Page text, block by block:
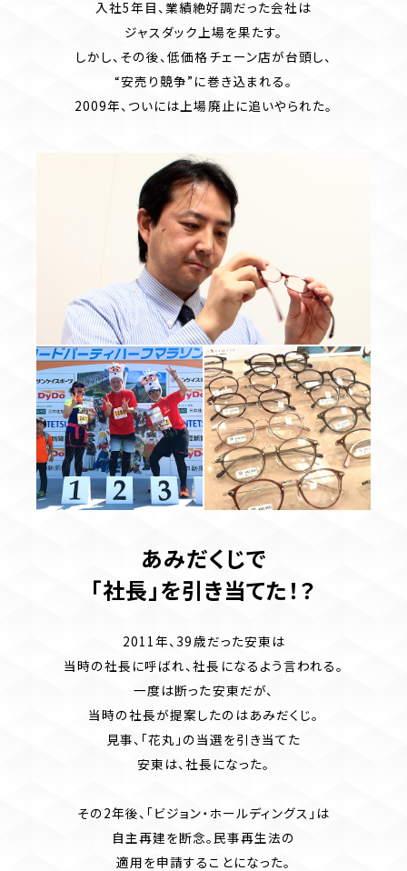
入社5年目、業績絶好調だった会社は
ジャスダック上場を果たす。
しかし、その後、低価格チェーン店が台頭し、
“安売り競争”に巻き込まれる。
2009年、ついには上場廃止に追いやられた。
あみだくじで
「社長」を引き当てた！？
2011年、39歳だった安東は
当時の社長に呼ばれ、社長になるよう言われる。
一度は断った安東だが、
当時の社長が提案したのはあみだくじ。
見事、「花丸」の当選を引き当てた
安東は、社長になった。
その2年後、「ビジョン・ホールディングス」は
自主再建を断念。民事再生法の
適用を申請することになった。